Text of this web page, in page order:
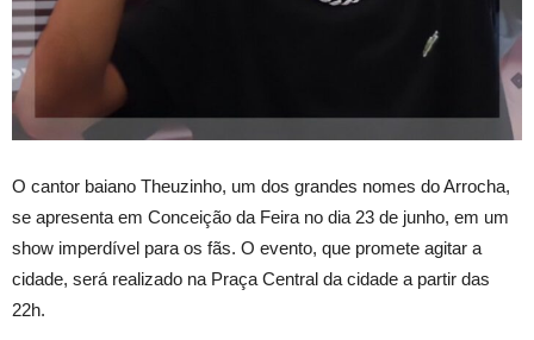
O cantor baiano Theuzinho, um dos grandes nomes do Arrocha,
se apresenta em Conceição da Feira no dia 23 de junho, em um
show imperdível para os fãs. O evento, que promete agitar a
cidade, será realizado na Praça Central da cidade a partir das
22h.